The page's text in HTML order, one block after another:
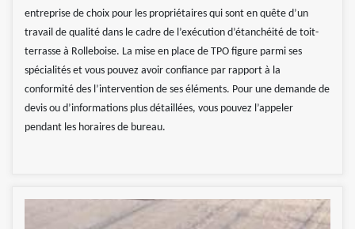
entreprise de choix pour les propriétaires qui sont en quête d’un
travail de qualité dans le cadre de l’exécution d’étanchéité de toit-
terrasse à Rolleboise. La mise en place de TPO figure parmi ses
spécialités et vous pouvez avoir confiance par rapport à la
conformité des l’intervention de ses éléments. Pour une demande de
devis ou d’informations plus détaillées, vous pouvez l’appeler
pendant les horaires de bureau.